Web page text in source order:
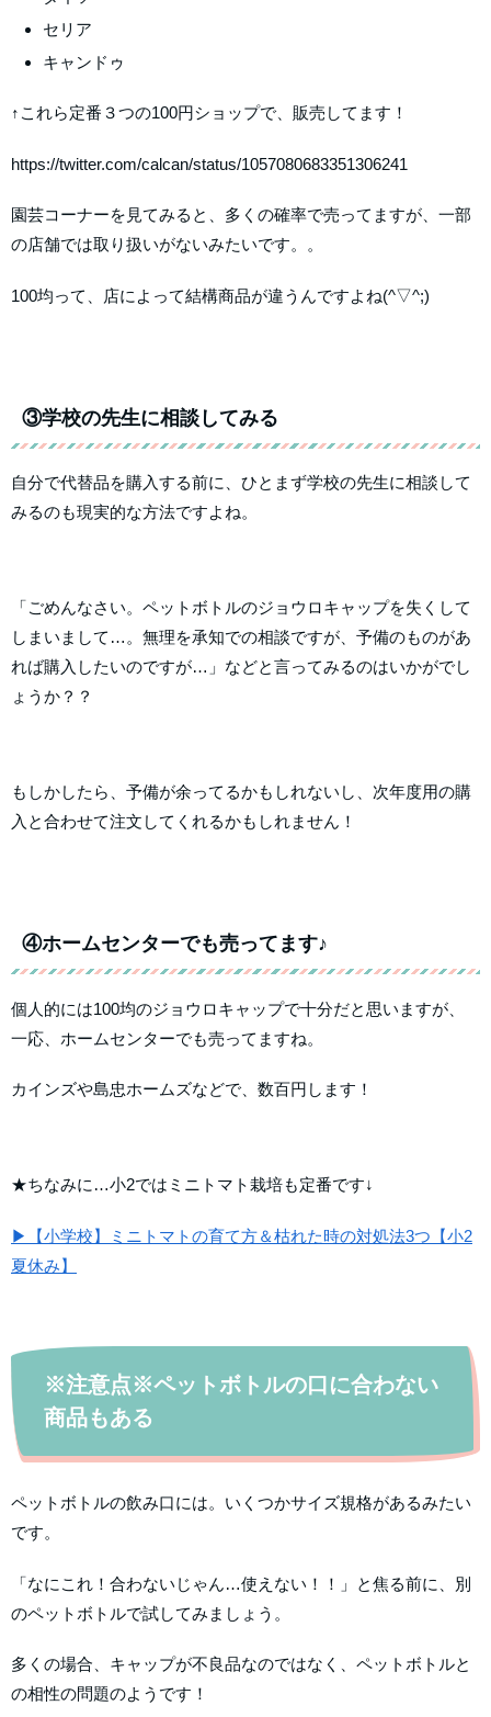
セリア
キャンドゥ
↑これら定番３つの100円ショップで、販売してます！
https://twitter.com/calcan/status/1057080683351306241
園芸コーナーを見てみると、多くの確率で売ってますが、一部
の店舗では取り扱いがないみたいです。。
100均って、店によって結構商品が違うんですよね(^▽^;)
③学校の先生に相談してみる
自分で代替品を購入する前に、ひとまず学校の先生に相談して
みるのも現実的な方法ですよね。
「ごめんなさい。ペットボトルのジョウロキャップを失くして
しまいまして…。無理を承知での相談ですが、予備のものがあ
れば購入したいのですが…」などと言ってみるのはいかがでし
ょうか？？
もしかしたら、予備が余ってるかもしれないし、次年度用の購
入と合わせて注文してくれるかもしれません！
④ホームセンターでも売ってます♪
個人的には100均のジョウロキャップで十分だと思いますが、
一応、ホームセンターでも売ってますね。
カインズや島忠ホームズなどで、数百円します！
★ちなみに…小2ではミニトマト栽培も定番です↓
▶【小学校】ミニトマトの育て方＆枯れた時の対処法3つ【小2
夏休み】
※注意点※ペットボトルの口に合わない
商品もある
ペットボトルの飲み口には。いくつかサイズ規格があるみたい
です。
「なにこれ！合わないじゃん…使えない！！」と焦る前に、別
のペットボトルで試してみましょう。
多くの場合、キャップが不良品なのではなく、ペットボトルと
の相性の問題のようです！